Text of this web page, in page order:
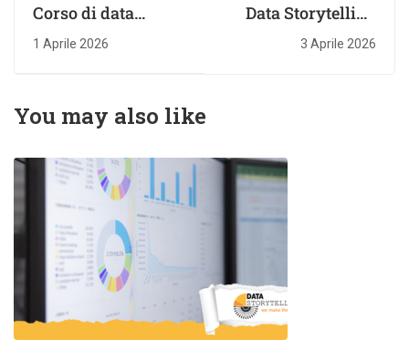
Corso di data
visualization: cosa
deve contenere e
1 Aprile 2026
Data Storytelling
Aziendale:
Trasformare i Dati
3 Aprile 2026
You may also like